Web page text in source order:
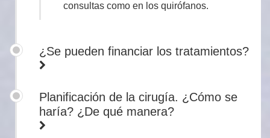
consultas como en los quirófanos.
¿Se pueden financiar los tratamientos?
Planificación de la cirugía. ¿Cómo se
haría? ¿De qué manera?